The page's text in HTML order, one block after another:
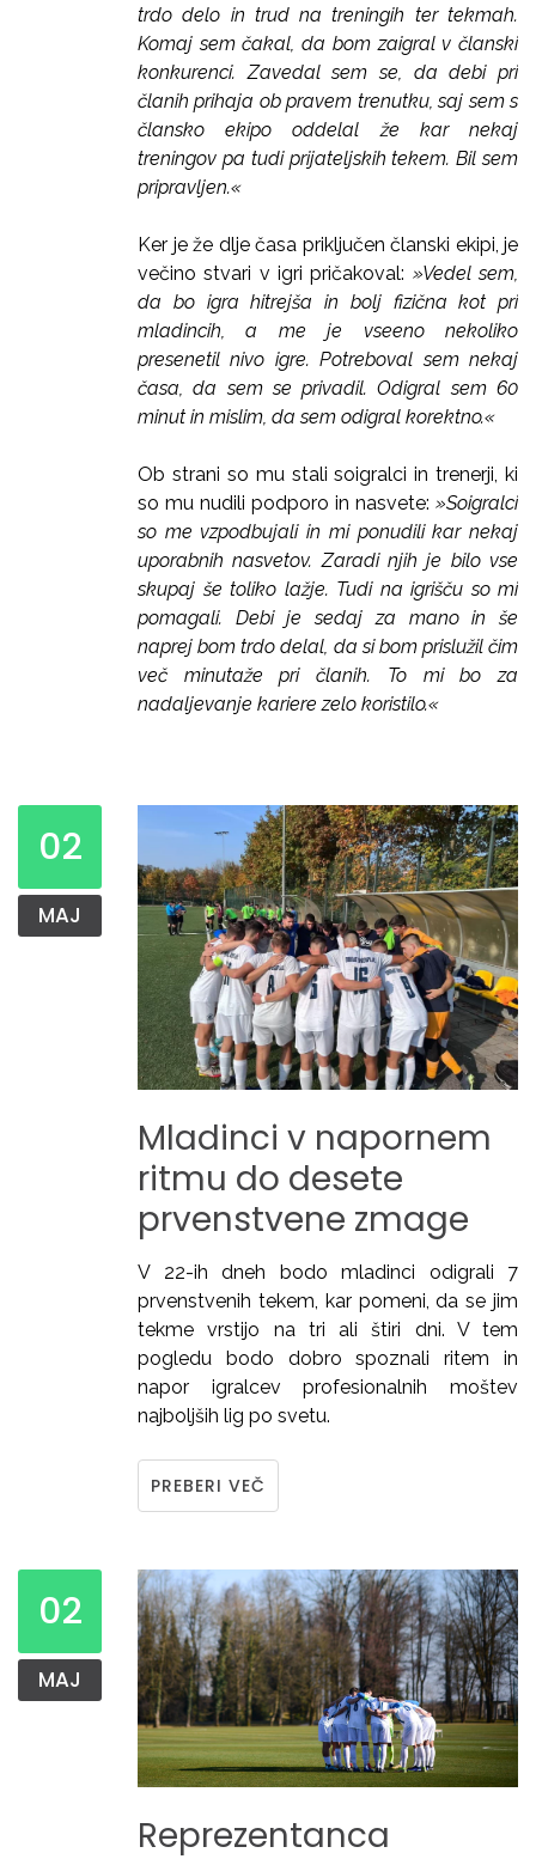
trdo delo in trud na treningih ter tekmah.
Komaj sem čakal, da bom zaigral v članski
konkurenci. Zavedal sem se, da debi pri
članih prihaja ob pravem trenutku, saj sem s
člansko ekipo oddelal že kar nekaj
treningov pa tudi prijateljskih tekem. Bil sem
pripravljen.«
Ker je že dlje časa priključen članski ekipi, je
večino stvari v igri pričakoval: »Vedel sem,
da bo igra hitrejša in bolj fizična kot pri
mladincih, a me je vseeno nekoliko
presenetil nivo igre. Potreboval sem nekaj
časa, da sem se privadil. Odigral sem 60
minut in mislim, da sem odigral korektno.«
Ob strani so mu stali soigralci in trenerji, ki
so mu nudili podporo in nasvete: »Soigralci
so me vzpodbujali in mi ponudili kar nekaj
uporabnih nasvetov. Zaradi njih je bilo vse
skupaj še toliko lažje. Tudi na igrišču so mi
pomagali. Debi je sedaj za mano in še
naprej bom trdo delal, da si bom prislužil čim
več minutaže pri članih. To mi bo za
nadaljevanje kariere zelo koristilo.«
02
MAJ
Mladinci v napornem
ritmu do desete
prvenstvene zmage
V 22-ih dneh bodo mladinci odigrali 7
prvenstvenih tekem, kar pomeni, da se jim
tekme vrstijo na tri ali štiri dni. V tem
pogledu bodo dobro spoznali ritem in
napor igralcev profesionalnih moštev
najboljših lig po svetu.
PREBERI VEČ
02
MAJ
Reprezentanca